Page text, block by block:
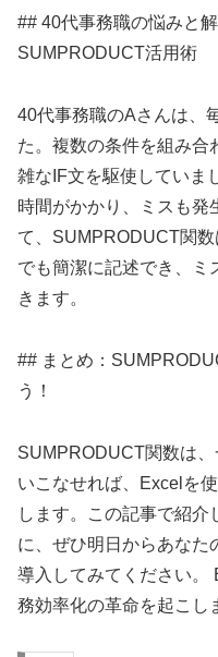
## 40代事務職の悩みと
SUMPRODUCT活用術
40代事務職のAさんは、
た。複数の条件を組み合
雑なIF文を駆使していま
時間がかかり、ミスも発
て、SUMPRODUCT関
でも簡潔に記述でき、ミ
きます。
## まとめ：
う！
SUMPRODUCT関数は
いこなせれば、Excelを
します。この記事で紹
に、ぜひ明日からあなた
導入してみてください。
務効率化の革命を起こし